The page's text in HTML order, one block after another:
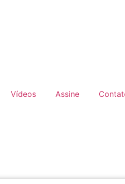
Vídeos Assine